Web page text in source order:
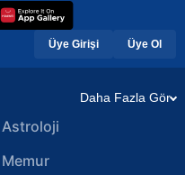
Üye Girişi Üye Ol
Daha Fazla Gör
Astroloji
Memur